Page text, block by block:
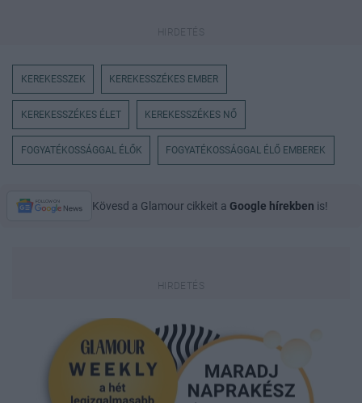
KEREKESSZEK KEREKESSZÉKES EMBER
KEREKESSZÉKES ÉLET KEREKESSZÉKES NŐ
FOGYATÉKOSSÁGGAL ÉLŐK FOGYATÉKOSSÁGGAL ÉLŐ EMBEREK
Kövesd a Glamour cikkeit a Google hírekben is!